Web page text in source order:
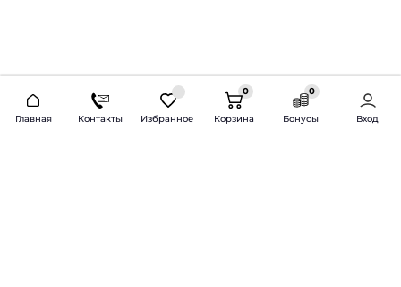
Главная Контакты Избранное
0
Корзина
0
Бонусы Вход
2026 © Продажа и установка автозвука.
Доставка по всей России и СНГ